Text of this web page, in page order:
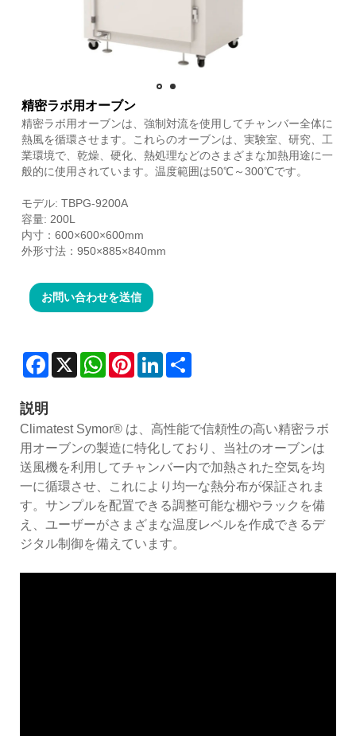
精密ラボ用オーブン
精密ラボ用オーブンは、強制対流を使用してチャンバー全体に
熱風を循環させます。これらのオーブンは、実験室、研究、工
業環境で、乾燥、硬化、熱処理などのさまざまな加熱用途に一
般的に使用されています。温度範囲は50℃～300℃です。
モデル: TBPG-9200A
容量: 200L
内寸：600×600×600mm
外形寸法：950×885×840mm
お問い合わせを送信
Facebook
X WhatsAppPinterestLinkedIn
説明
Climatest Symor® は、高性能で信頼性の高い精密ラボ
用オーブンの製造に特化しており、当社のオーブンは
送風機を利用してチャンバー内で加熱された空気を均
一に循環させ、これにより均一な熱分布が保証されま
す。サンプルを配置できる調整可能な棚やラックを備
え、ユーザーがさまざまな温度レベルを作成できるデ
ジタル制御を備えています。